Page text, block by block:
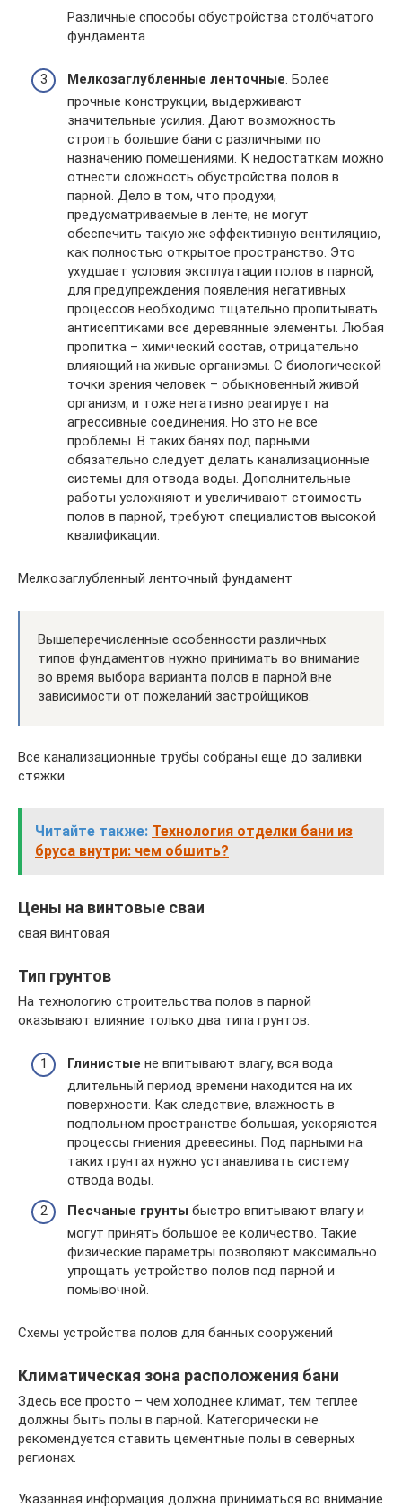
Различные способы обустройства столбчатого
фундамента
Мелкозаглубленные ленточные . Более
прочные конструкции, выдерживают
значительные усилия. Дают возможность
строить большие бани с различными по
назначению помещениями. К недостаткам можно
отнести сложность обустройства полов в
парной. Дело в том, что продухи,
предусматриваемые в ленте, не могут
обеспечить такую же эффективную вентиляцию,
как полностью открытое пространство. Это
ухудшает условия эксплуатации полов в парной,
для предупреждения появления негативных
процессов необходимо тщательно пропитывать
антисептиками все деревянные элементы. Любая
пропитка – химический состав, отрицательно
влияющий на живые организмы. С биологической
точки зрения человек – обыкновенный живой
организм, и тоже негативно реагирует на
агрессивные соединения. Но это не все
проблемы. В таких банях под парными
обязательно следует делать канализационные
системы для отвода воды. Дополнительные
работы усложняют и увеличивают стоимость
полов в парной, требуют специалистов высокой
квалификации.
Мелкозаглубленный ленточный фундамент
Вышеперечисленные особенности различных
типов фундаментов нужно принимать во внимание
во время выбора варианта полов в парной вне
зависимости от пожеланий застройщиков.
Все канализационные трубы собраны еще до заливки
стяжки
Читайте также: Технология отделки бани из
бруса внутри: чем обшить?
Цены на винтовые сваи
свая винтовая
Тип грунтов
На технологию строительства полов в парной
оказывают влияние только два типа грунтов.
Глинистые не впитывают влагу, вся вода
длительный период времени находится на их
поверхности. Как следствие, влажность в
подпольном пространстве большая, ускоряются
процессы гниения древесины. Под парными на
таких грунтах нужно устанавливать систему
отвода воды.
Песчаные грунты быстро впитывают влагу и
могут принять большое ее количество. Такие
физические параметры позволяют максимально
упрощать устройство полов под парной и
помывочной.
Схемы устройства полов для банных сооружений
Климатическая зона расположения бани
Здесь все просто – чем холоднее климат, тем теплее
должны быть полы в парной. Категорически не
рекомендуется ставить цементные полы в северных
регионах.
Указанная информация должна приниматься во внимание